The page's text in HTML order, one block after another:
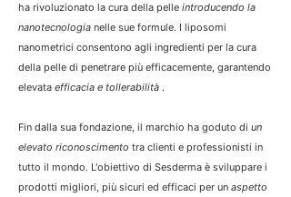
ha rivoluzionato la cura della pelle introducendo la
nanotecnologia nelle sue formule. I liposomi
nanometrici consentono agli ingredienti per la cura
della pelle di penetrare più efficacemente, garantendo
elevata efficacia e tollerabilità .
Fin dalla sua fondazione, il marchio ha goduto di un
elevato riconoscimento tra clienti e professionisti in
tutto il mondo. L'obiettivo di Sesderma è sviluppare i
prodotti migliori, più sicuri ed efficaci per un aspetto